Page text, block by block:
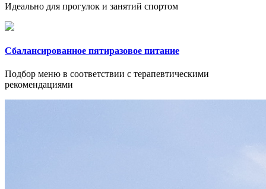
Идеально для прогулок и занятий спортом
Сбалансированное пятиразовое питание
Подбор меню в соответствии с терапевтическими
рекомендациями